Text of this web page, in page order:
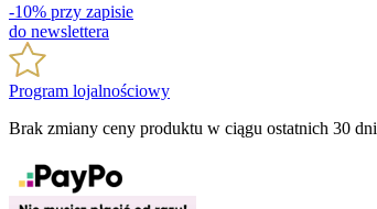
-10% przy zapisie
do newslettera
Program lojalnościowy
Brak zmiany ceny produktu w ciągu ostatnich 30 dni